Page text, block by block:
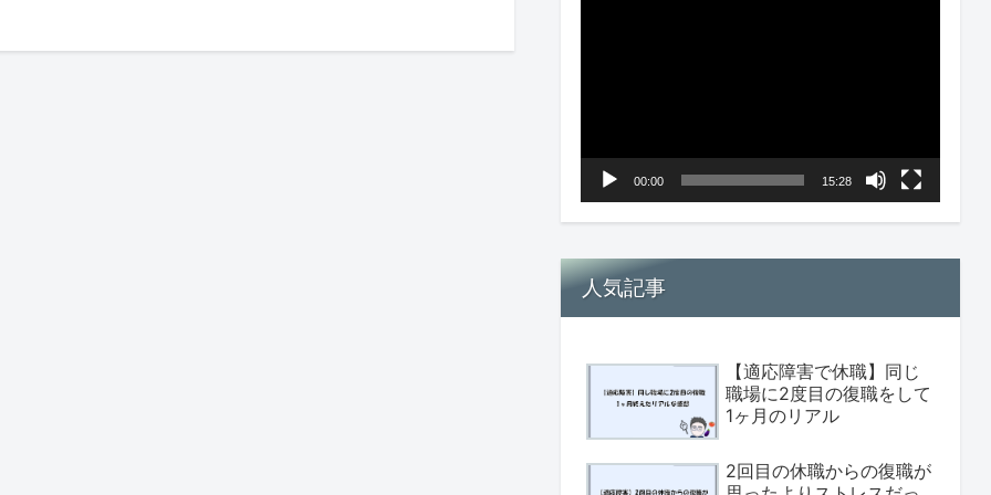
ー
00:00 15:28
人気記事
【適応障害で休職】同じ
職場に2度目の復職をして
1ヶ月のリアル
2回目の休職からの復職が